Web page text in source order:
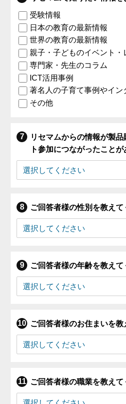
受験情報
日本の教育の最新情報
世界の教育の最新情報
親子・子どものイベント・
専門家・先生のコラム
ICT活用事例
著名人の子育て事例やイン
その他
リセマムからの情報が製
ト参加につながったことが
ご回答者様の性別を教えて
ご回答者様の年齢を教えて
ご回答者様のお住まいを教
ご回答者様の職業を教えて